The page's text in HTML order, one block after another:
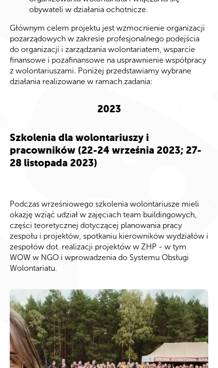
obywateli w działania ochotnicze.
Głównym celem projektu jest wzmocnienie organizacji
pozarządowych w zakresie profesjonalnego podejścia
do organizacji i zarządzania wolontariatem, wsparcie
finansowe i pozafinansowe na usprawnienie współpracy
z wolontariuszami. Poniżej przedstawiamy wybrane
działania realizowane w ramach zadania:
2023
Szkolenia dla wolontariuszy i
pracowników (22-24 września 2023; 27-
28 listopada 2023)
Podczas wrześniowego szkolenia wolontariusze mieli
okazję wziąć udział w zajęciach team buildingowych
części teoretycznej dotyczącej planowania pracy
zespołu i projektów, spotkaniu kierowników wydziałów i
zespołów dot. realizacji projektów w ZHP - w tym
WOW w NGO i wprowadzenia do Systemu Obsługi
Wolontariatu.